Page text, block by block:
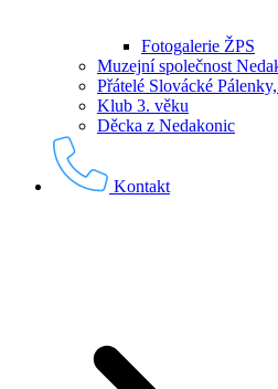
Fotogalerie ŽPS
Muzejní společnost
Přátelé Slovácké
Klub 3. věku
Děcka z Nedakonic
Kontakt